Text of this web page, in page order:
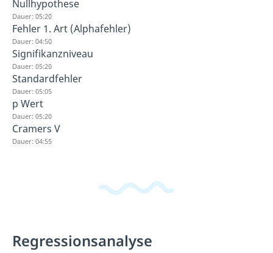
Nullhypothese
Dauer: 05:20
Fehler 1. Art (Alphafehler)
Dauer: 04:50
Signifikanzniveau
Dauer: 05:20
Standardfehler
Dauer: 05:05
p Wert
Dauer: 05:20
Cramers V
Dauer: 04:55
Regressionsanalyse